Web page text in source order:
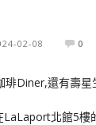
02-08 0
北館5